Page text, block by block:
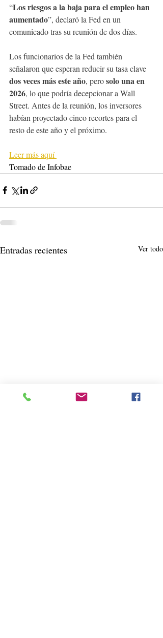
“Los riesgos a la baja para el empleo han
aumentado”, declaró la Fed en un
comunicado tras su reunión de dos días.
Los funcionarios de la Fed también
señalaron que esperan reducir su tasa clave
dos veces más este año, pero solo una en
2026, lo que podría decepcionar a Wall
Street. Antes de la reunión, los inversores
habían proyectado cinco recortes para el
resto de este año y el próximo.
Leer más aquí
Tomado de Infobae
Entradas recientes Ver todo